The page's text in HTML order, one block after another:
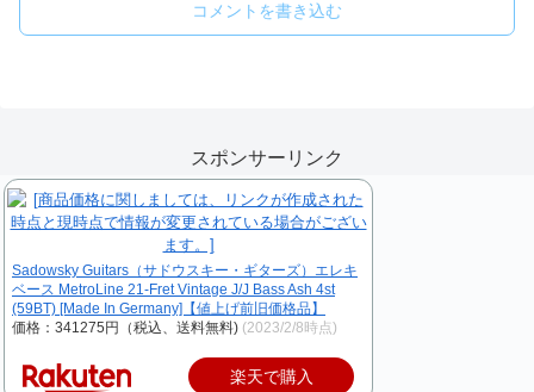
コメントを書き込む
スポンサーリンク
Sadowsky Guitars（サドウスキー・ギターズ）エレキ
ベース MetroLine 21-Fret Vintage J/J Bass Ash 4st
(59BT) [Made In Germany]【値上げ前旧価格品】
価格：341275円（税込、送料無料) (2023/2/8時点)
楽天で購入